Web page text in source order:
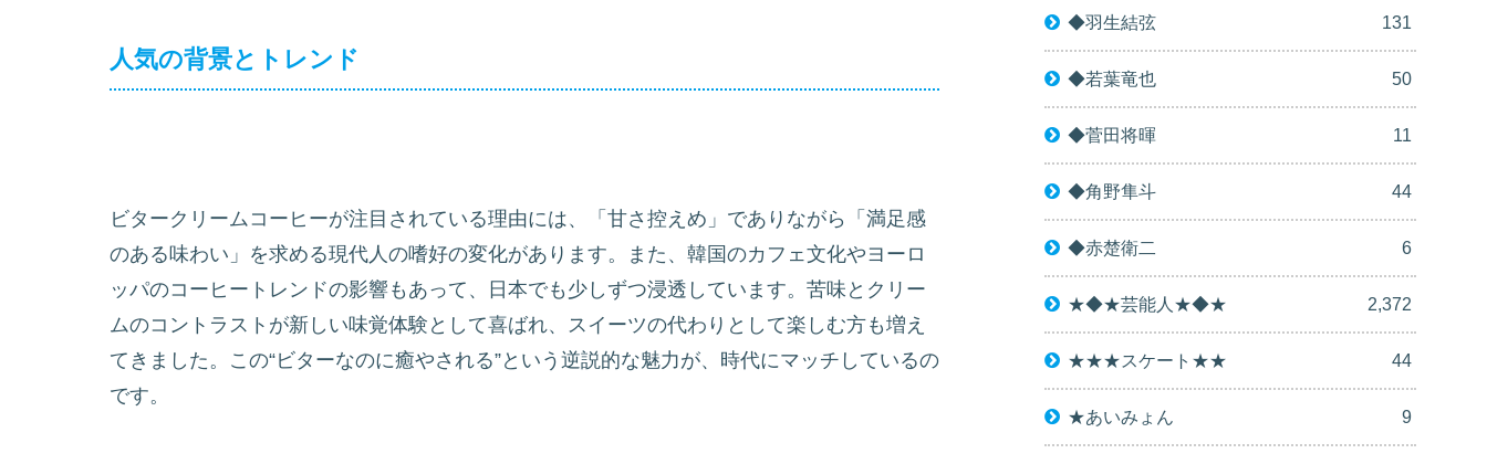
人気の背景とトレンド
ビタークリームコーヒーが注目されている理由には、「甘さ控えめ」でありながら「満足感
のある味わい」を求める現代人の嗜好の変化があります。また、韓国のカフェ文化やヨーロ
ッパのコーヒートレンドの影響もあって、日本でも少しずつ浸透しています。苦味とクリー
ムのコントラストが新しい味覚体験として喜ばれ、スイーツの代わりとして楽しむ方も増え
てきました。この“ビターなのに癒やされる”という逆説的な魅力が、時代にマッチしているの
です。
◆羽生結弦 131
◆若葉竜也 50
◆菅田将暉 11
◆角野隼斗 44
◆赤楚衛二 6
★◆★芸能人★◆★ 2,372
★★★スケート★★ 44
★あいみょん 9